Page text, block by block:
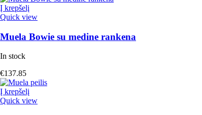
Į krepšelį
Quick view
Muela Bowie su medine rankena
In stock
€137.85
Į krepšelį
Quick view